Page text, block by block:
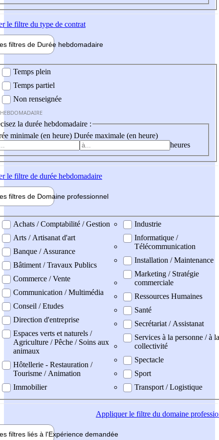
le filtre du type de contrat
filtres de Durée hebdomadaire
Temps plein
Temps partiel
Non renseignée
la durée hebdomadaire :
minimale (en heure) Durée maximale (en heure)
heures
le filtre de durée hebdomadaire
filtres de Domaine professionnel
professionel
Achats / Comptabilité / Gestion
Arts / Artisanat d'art
Banque / Assurance
Bâtiment / Travaux Publics
Commerce / Vente
Communication / Multimédia
Conseil / Etudes
Direction d'entreprise
Espaces verts et naturels /
Agriculture / Pêche / Soins aux
animaux
Hôtellerie - Restauration /
Tourisme / Animation
Immobilier
Industrie
Informatique /
Télécommunication
Installation / Maintenance
Marketing / Stratégie
commerciale
Ressources Humaines
Santé
Secrétariat / Assistanat
Services à la personne / à la
collectivité
Spectacle
Sport
Transport / Logistique
Appliquerle filtre du domaine
filtres liés à l'Expérience demandée